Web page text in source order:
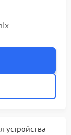
устройства